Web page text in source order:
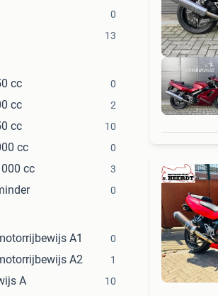
0
13
cc
0
cc 2
cc 10
cc 0
cc 3
0
A1
0
A2 1
A 10